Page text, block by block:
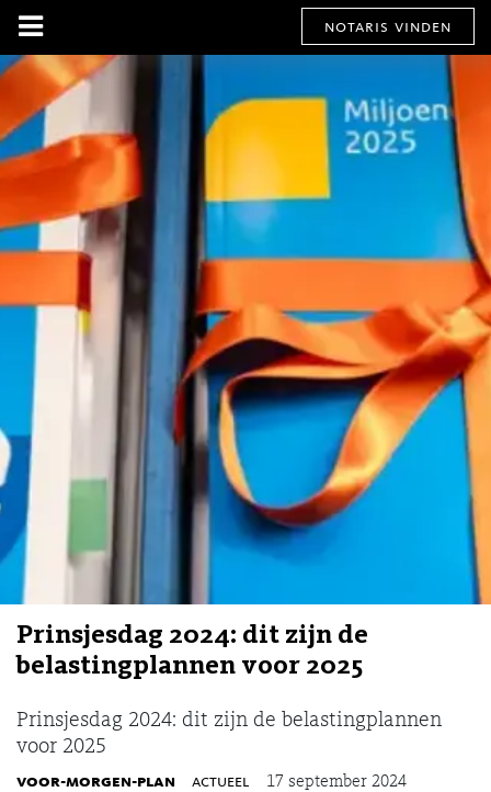
notaris vinden
Prinsjesdag 2024: dit zijn de
belastingplannen voor 2025
Prinsjesdag 2024: dit zijn de belastingplannen
voor 2025
voor-morgen-plan actueel 17 september 2024